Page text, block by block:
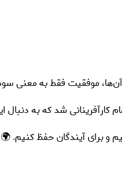
موفقیت فقط به معنی
کارآفرینانی شد که به
و برای آیندگان حفظ کنیم.